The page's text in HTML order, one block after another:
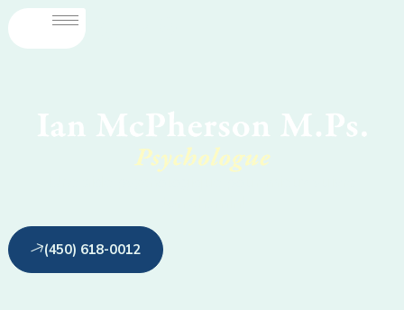
(450) 618-0012